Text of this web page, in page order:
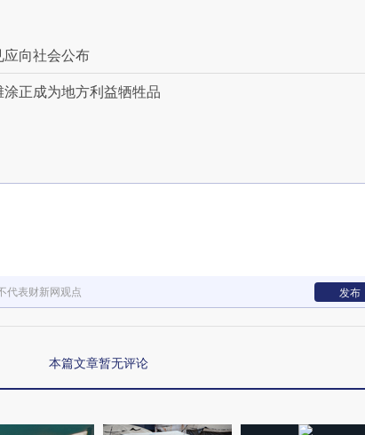
向社会公布
正成为地方利益牺牲品
代表财新网观点 发布
本篇文章暂无评论